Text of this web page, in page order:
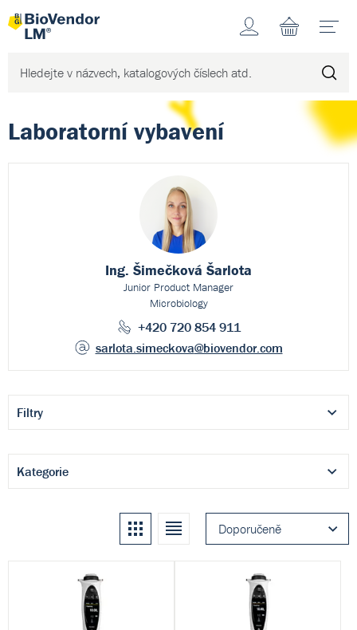
Účet
Laboratorní vybavení
Ing. Šimečková Šarlota
Junior Product Manager
Microbiology
+420 720 854 911
sarlota.simeckova@biovendor.com
Filtry
Kategorie
Doporučeně
Kachle Seznam